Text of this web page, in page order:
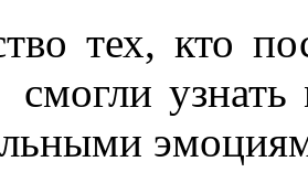
тех, кто
смогли узнать